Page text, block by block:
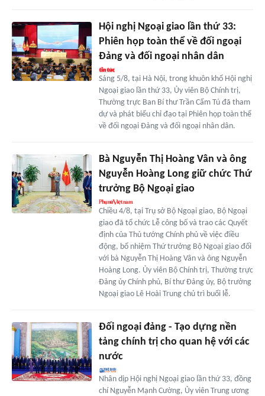
Hội nghị Ngoại giao lần thứ 33:
Phiên họp toàn thể về đối ngoại
Đảng và đối ngoại nhân dân
Sáng 5/8, tại Hà Nội, trong khuôn khổ Hội nghị
Ngoại giao lần thứ 33, Ủy viên Bộ Chính trị,
Thường trực Ban Bí thư Trần Cẩm Tú đã tham
dự và phát biểu chỉ đạo tại Phiên họp toàn thể
về đối ngoại Đảng và đối ngoại nhân dân.
Bà Nguyễn Thị Hoàng Vân và ông
Nguyễn Hoàng Long giữ chức Thứ
trưởng Bộ Ngoại giao
Chiều 4/8, tại Trụ sở Bộ Ngoại giao, Bộ Ngoại
giao đã tổ chức Lễ công bố và trao các Quyết
định của Thủ tướng Chính phủ về việc điều
động, bổ nhiệm Thứ trưởng Bộ Ngoại giao đối
với bà Nguyễn Thị Hoàng Vân và ông Nguyễn
Hoàng Long. Ủy viên Bộ Chính trị, Thường trực
Đảng ủy Chính phủ, Bí thư Đảng ủy, Bộ trưởng
Ngoại giao Lê Hoài Trung chủ trì buổi lễ.
Đối ngoại đảng - Tạo dựng nền
tảng chính trị cho quan hệ với các
nước
Nhân dịp Hội nghị Ngoại giao lần thứ 33, đồng
chí Nguyễn Mạnh Cường, Ủy viên Trung ương